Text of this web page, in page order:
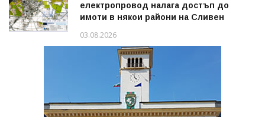
електропровод налага достъп до
имоти в някои райони на Сливен
03.08.2026